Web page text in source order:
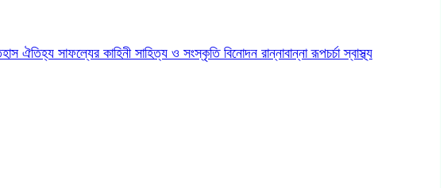
ঐতিহ্য সাফল্যের কাহিনী সাহিত্য ও সংস্কৃতি বিনোদন রান্নাবান্নারূপচর্চাস্বাস্থ্য